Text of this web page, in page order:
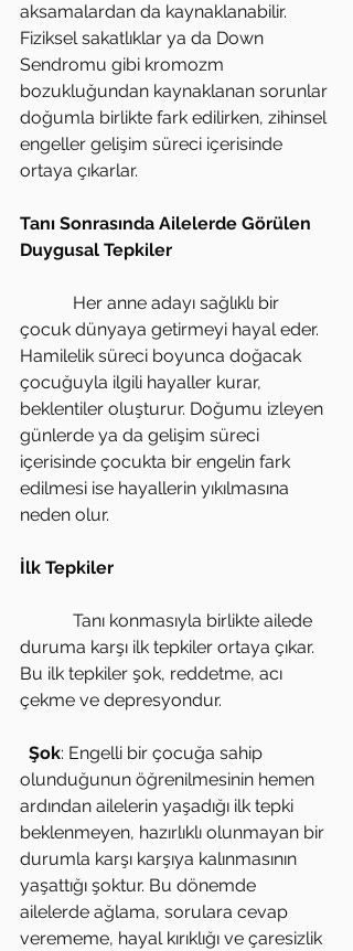
aksamalardan da kaynaklanabilir.
Fiziksel sakatlıklar ya da Down
Sendromu gibi kromozm
bozukluğundan kaynaklanan sorunlar
doğumla birlikte fark edilirken, zihinsel
engeller gelişim süreci içerisinde
ortaya çıkarlar.
Tanı Sonrasında Ailelerde Görülen
Duygusal Tepkiler
çocuk dünyaya getirmeyi hayal eder.
Hamilelik süreci boyunca doğacak
çocuğuyla ilgili hayaller kurar,
beklentiler oluşturur. Doğumu izleyen
günlerde ya da gelişim süreci
içerisinde çocukta bir engelin fark
edilmesi ise hayallerin yıkılmasına
neden olur.
İlk Tepkiler
duruma karşı ilk tepkiler ortaya çıkar.
Bu ilk tepkiler şok, reddetme, acı
çekme ve depresyondur.
Şok: Engelli bir çocuğa sahip
olunduğunun öğrenilmesinin hemen
ardından ailelerin yaşadığı ilk tepki
beklenmeyen, hazırlıklı olunmayan bir
durumla karşı karşıya kalınmasının
yaşattığı şoktur. Bu dönemde
ailelerde ağlama, sorulara cevap
verememe, hayal kırıklığı ve çaresizlik